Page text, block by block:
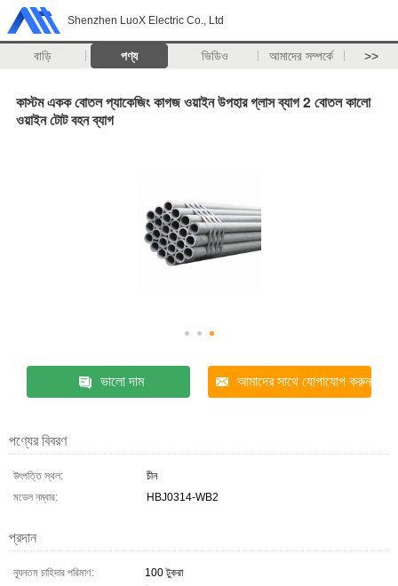
Shenzhen LuoX Electric Co., Ltd
বাড়ি পণ্য ভিডিও আমাদের সম্পর্কে >>
কাস্টম একক বোতল প্যাকেজিং কাগজ ওয়াইন উপহার গ্লাস ব্যাগ 2 বোতল কালো
ওয়াইন টোট বহন ব্যাগ
ভালো দাম আমাদের সাথে যোগাযোগ করুন
পণ্যের বিবরণ
উৎপত্তি স্থল:
চীন
মডেল নম্বার:
HBJ0314-WB2
প্রদান
ন্যূনতম চাহিদার পরিমাণ:
100 টুকরা